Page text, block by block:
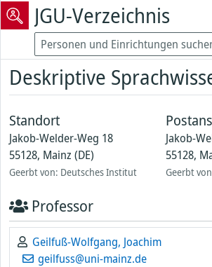
JGU-Verzeichnis
Deskriptive
Standort
Jakob-Welder-Weg 18
55128, Mainz (DE)
Geerbt von: Deutsches Institut
Jakob-
55128,
Geerbt
Professor
Geilfuß-Wolfgang, Joachim
geilfuss@uni-mainz.de